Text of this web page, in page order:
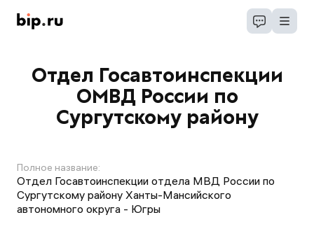
Отдел Госавтоинспекции
ОМВД России по
Сургутскому району
Полное название:
Отдел Госавтоинспекции отдела МВД России по
Сургутскому району Ханты-Мансийского
автономного округа - Югры